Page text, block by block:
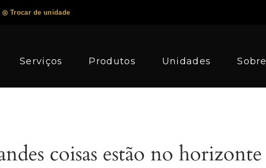
◎ Trocar de unidade
Serviços Produtos Unidades Sobre
coisas estão no horizonte